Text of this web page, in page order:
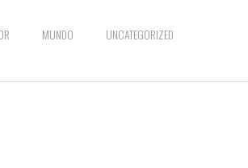
MUNDO UNCATEGORIZED